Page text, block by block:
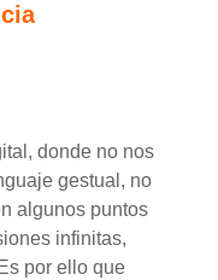
donde no nos
gestual, no
algunos puntos
infinitas,
por ello que